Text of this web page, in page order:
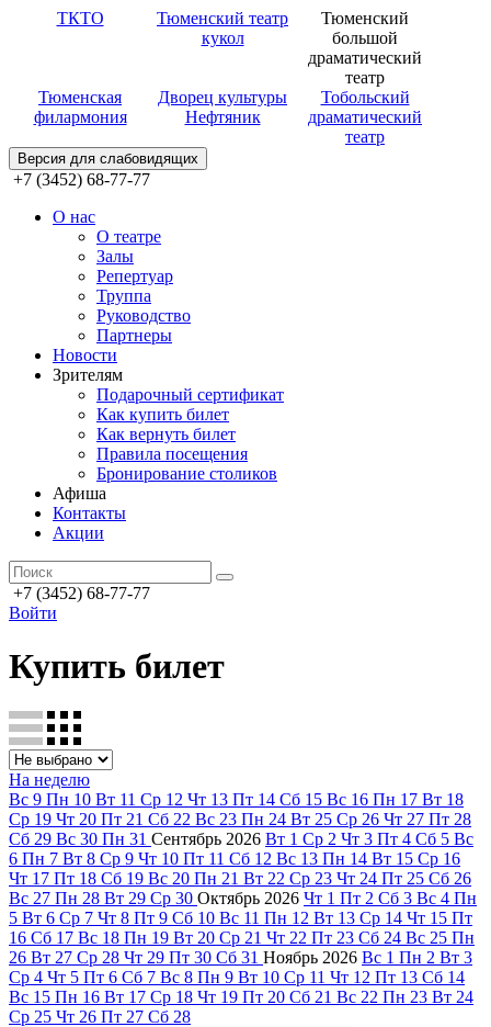
ТКТО
Тюменский театр
кукол
Тюменский
большой
драматический
театр
Тюменская
филармония
Дворец культуры
Нефтяник
Тобольский
драматический
театр
Версия для слабовидящих
+7 (3452) 68-77-77
О нас
О театре
Залы
Репертуар
Труппа
Руководство
Партнеры
Новости
Зрителям
Подарочный сертификат
Как купить билет
Как вернуть билет
Правила посещения
Бронирование столиков
Афиша
Контакты
Акции
+7 (3452) 68-77-77
Войти
Купить билет
На неделю
Вс 9 Пн 10 Вт 11 Ср 12 Чт 13 Пт 14 Сб 15 Вс 16 Пн 17 Вт 18
Ср 19 Чт 20 Пт 21 Сб 22 Вс 23 Пн 24 Вт 25 Ср 26 Чт 27 Пт 28
Сб 29 Вс 30 Пн 31 Сентябрь 2026 Вт 1 Ср 2 Чт 3 Пт 4 Сб 5 Вс
6 Пн 7 Вт 8 Ср 9 Чт 10 Пт 11 Сб 12 Вс 13 Пн 14 Вт 15 Ср 16
Чт 17 Пт 18 Сб 19 Вс 20 Пн 21 Вт 22 Ср 23 Чт 24 Пт 25 Сб 26
Вс 27 Пн 28 Вт 29 Ср 30 Октябрь 2026 Чт 1 Пт 2 Сб 3 Вс 4 Пн
5 Вт 6 Ср 7 Чт 8 Пт 9 Сб 10 Вс 11 Пн 12 Вт 13 Ср 14 Чт 15 Пт
16 Сб 17 Вс 18 Пн 19 Вт 20 Ср 21 Чт 22 Пт 23 Сб 24 Вс 25 Пн
26 Вт 27 Ср 28 Чт 29 Пт 30 Сб 31 Ноябрь 2026 Вс 1 Пн 2 Вт 3
Ср 4 Чт 5 Пт 6 Сб 7 Вс 8 Пн 9 Вт 10 Ср 11 Чт 12 Пт 13 Сб 14
Вс 15 Пн 16 Вт 17 Ср 18 Чт 19 Пт 20 Сб 21 Вс 22 Пн 23 Вт 24
Ср 25 Чт 26 Пт 27 Сб 28